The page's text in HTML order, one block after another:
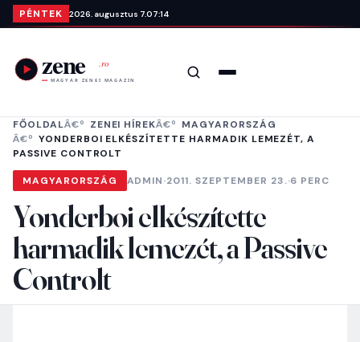
Ugrás a tartalomra
PÉNTEK 2026. augusztus 7.07:14
Keresés
FŐOLDAL ZENEI HÍREK
MAGYARORSZÁG
YONDERBOI ELKÉSZÍTETTE HARMADIK LEMEZÉT, A
PASSIVE CONTROLT
MAGYARORSZÁG ADMIN·2011. SZEPTEMBER 23.·6 PERC
Yonderboi elkészítette
harmadik lemezét, a Passive
Controlt